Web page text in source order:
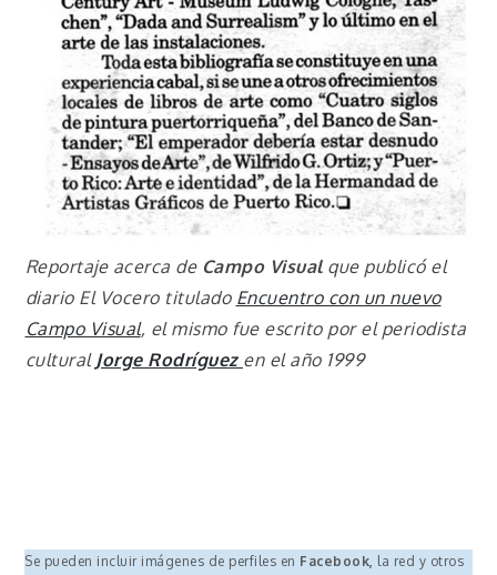
Reportaje acerca de Campo Visualque publicó el
diario El Vocero titulado Encuentro con un nuevo
Campo Visual, el mismo fue escrito por el periodista
cultural Jorge Rodríguez en el año 1999
Se pueden incluir imágenes de perfiles en Facebook, la red y otros